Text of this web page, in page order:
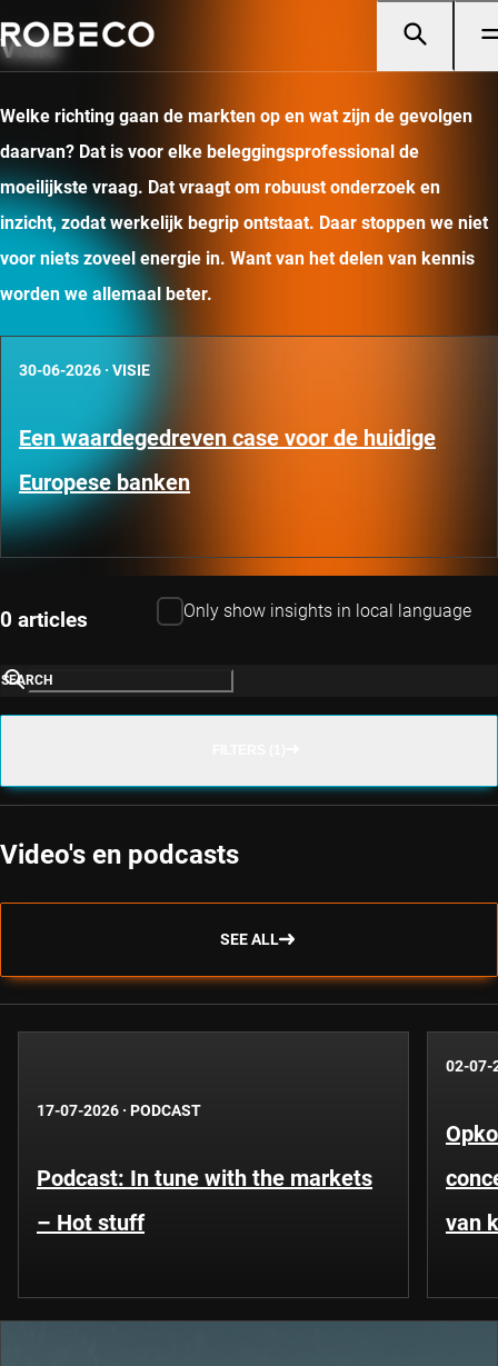
Visie
Welke richting gaan de markten op en wat zijn de gevolgen
daarvan? Dat is voor elke beleggingsprofessional de
moeilijkste vraag. Dat vraagt om robuust onderzoek en
inzicht, zodat werkelijk begrip ontstaat. Daar stoppen we niet
voor niets zoveel energie in. Want van het delen van kennis
worden we allemaal beter.
30-06-2026 · VISIE
Een waardegedreven case voor de huidige
Europese banken
0 articles Only show insights in local language
SEARCH
Video's en podcasts
SEE ALL
17-07-2026 · PODCAST
Podcast: In tune with the markets
– Hot stuff
02-07-
van